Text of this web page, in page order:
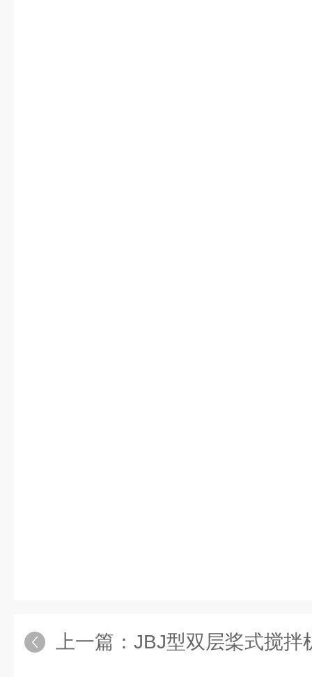
上一篇： JBJ型双层桨式搅拌